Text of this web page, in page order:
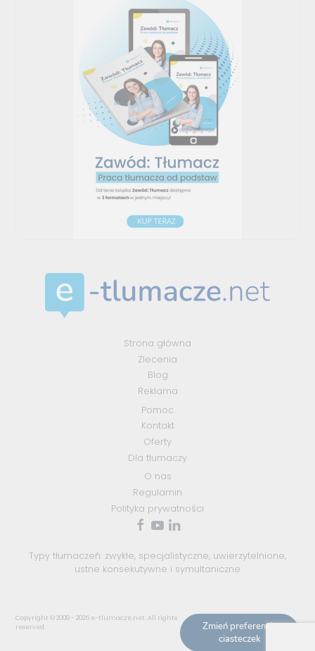
Strona główna
Zlecenia
Blog
Reklama
Pomoc
Kontakt
Oferty
Dla tłumaczy
O nas
Regulamin
Polityka prywatności
Typy tłumaczeń: zwykłe, specjalistyczne, uwierzytelnione,
ustne konsekutywne i symultaniczne
Copyright © 2009 - 2026 e-tlumacze.net. All rights
reserved.
Zmień preferencje
ciasteczek